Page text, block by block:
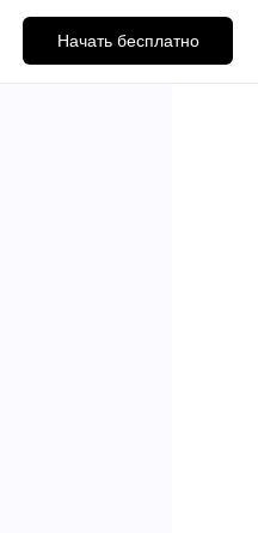
Начать бесплатно